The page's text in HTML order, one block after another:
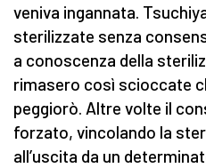
veniva ingannata.
sterilizzate senza
a conoscenza della
rimasero così scioccate
peggiorò. Altre volte il
forzato, vincolando la
all’uscita da un